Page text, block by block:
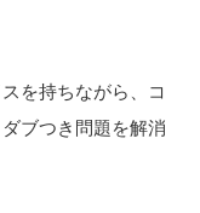
を持ちながら、コ
ブつき問題を解消